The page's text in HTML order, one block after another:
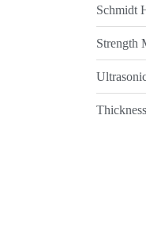
Schmidt
Strength